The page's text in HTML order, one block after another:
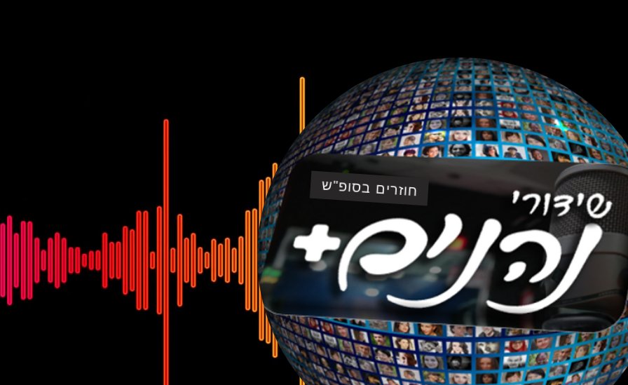
חוזרים בסופ"ש